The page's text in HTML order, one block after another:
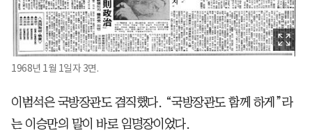
1968년 1월 1일자 3면.
이범석은 국방장관도 겸직했다. “국방장관도 함께 하게”라
는 이승만의 말이 바로 임명장이었다.